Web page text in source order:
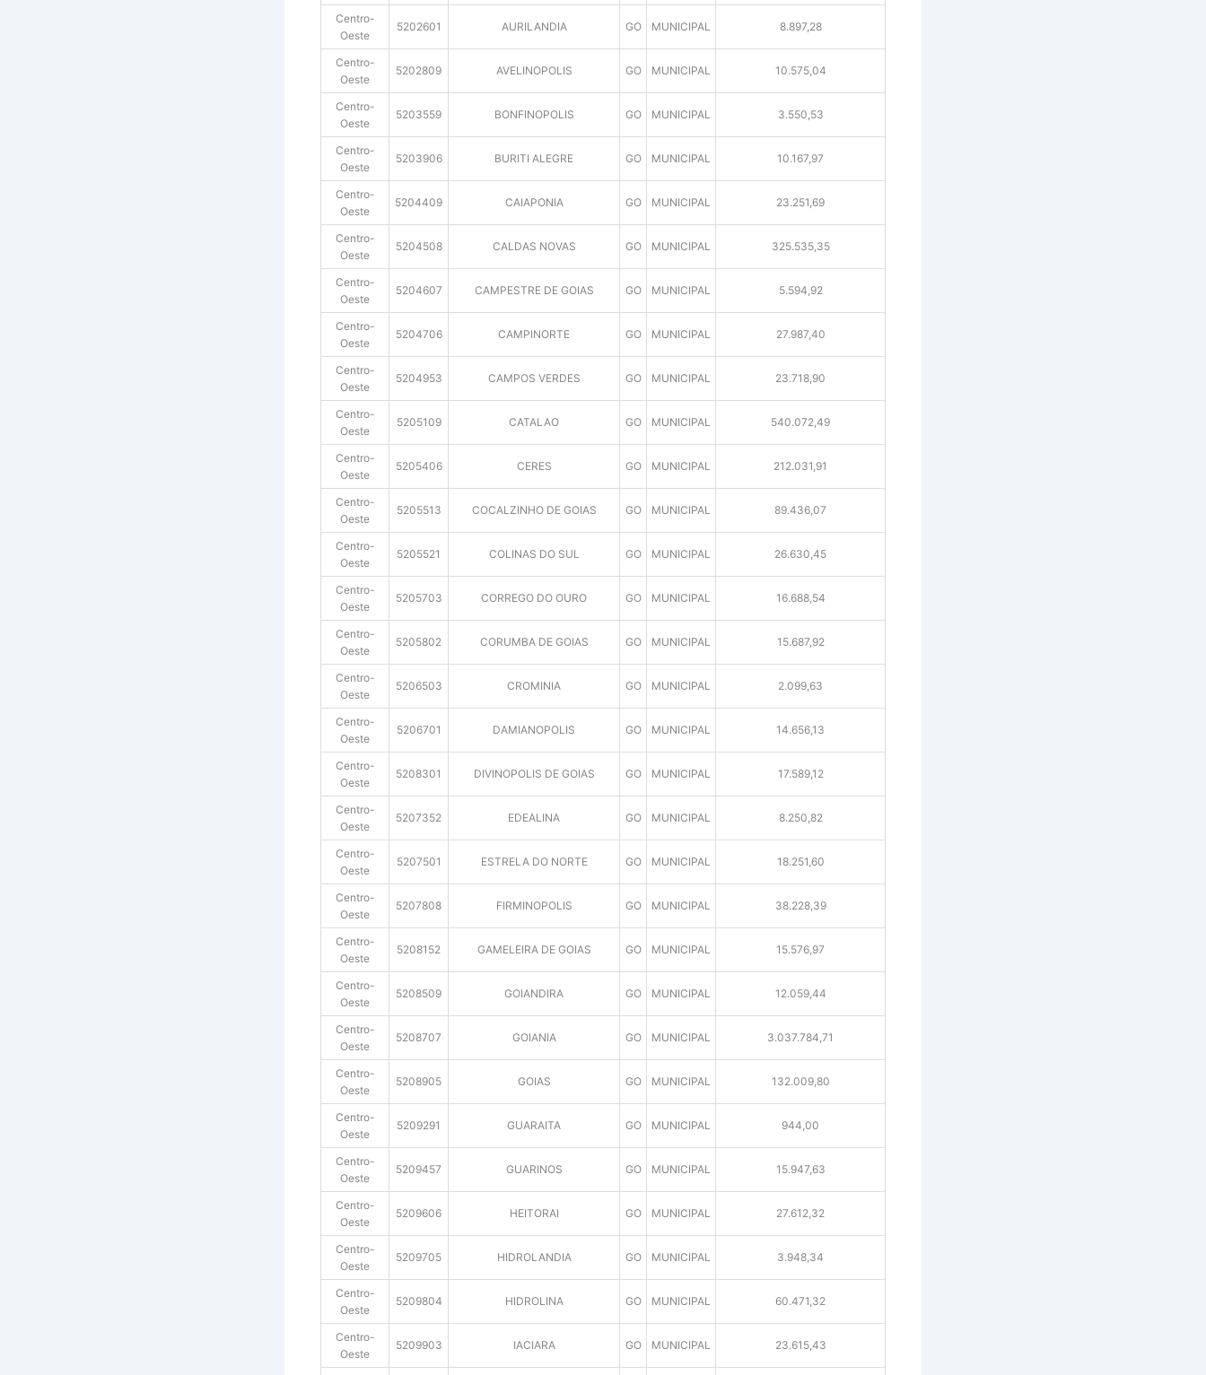
Centro-
Oeste
5202601 AURILANDIA GO MUNICIPAL 8.897,28
Centro-
Oeste
5202809 AVELINOPOLIS GO MUNICIPAL 10.575,04
Centro-
Oeste
5203559 BONFINOPOLIS GO MUNICIPAL 3.550,53
Centro-
Oeste
5203906 BURITI ALEGRE GO MUNICIPAL 10.167,97
Centro-
Oeste
5204409 CAIAPONIA GO MUNICIPAL 23.251,69
Centro-
Oeste
5204508 CALDAS NOVAS GO MUNICIPAL 325.535,35
Centro-
Oeste
5204607 CAMPESTRE DE GOIAS GO MUNICIPAL 5.594,92
Centro-
Oeste
5204706 CAMPINORTE GO MUNICIPAL 27.987,40
Centro-
Oeste
5204953 CAMPOS VERDES GO MUNICIPAL 23.718,90
Centro-
Oeste
5205109 CATALAO GO MUNICIPAL 540.072,49
Centro-
Oeste
5205406 CERES GO MUNICIPAL 212.031,91
Centro-
Oeste
5205513 COCALZINHO DE GOIAS GO MUNICIPAL 89.436,07
Centro-
Oeste
5205521 COLINAS DO SUL GO MUNICIPAL 26.630,45
Centro-
Oeste
5205703 CORREGO DO OURO GO MUNICIPAL 16.688,54
Centro-
Oeste
5205802 CORUMBA DE GOIAS GO MUNICIPAL 15.687,92
Centro-
Oeste
5206503 CROMINIA GO MUNICIPAL 2.099,63
Centro-
Oeste
5206701 DAMIANOPOLIS GO MUNICIPAL 14.656,13
Centro-
Oeste
5208301 DIVINOPOLIS DE GOIAS GO MUNICIPAL 17.589,12
Centro-
Oeste
5207352 EDEALINA GO MUNICIPAL 8.250,82
Centro-
Oeste
5207501 ESTRELA DO NORTE GO MUNICIPAL 18.251,60
Centro-
Oeste
5207808 FIRMINOPOLIS GO MUNICIPAL 38.228,39
Centro-
Oeste
5208152 GAMELEIRA DE GOIAS GO MUNICIPAL 15.576,97
Centro-
Oeste
5208509 GOIANDIRA GO MUNICIPAL 12.059,44
Centro-
Oeste
5208707 GOIANIA GO MUNICIPAL 3.037.784,71
Centro-
Oeste
5208905 GOIAS GO MUNICIPAL 132.009,80
Centro-
Oeste
5209291 GUARAITA GO MUNICIPAL 944,00
Centro-
Oeste
5209457 GUARINOS GO MUNICIPAL 15.947,63
Centro-
Oeste
5209606 HEITORAI GO MUNICIPAL 27.612,32
Centro-
Oeste
5209705 HIDROLANDIA GO MUNICIPAL 3.948,34
Centro-
Oeste
5209804 HIDROLINA GO MUNICIPAL 60.471,32
Centro-
Oeste
5209903 IACIARA GO MUNICIPAL 23.615,43